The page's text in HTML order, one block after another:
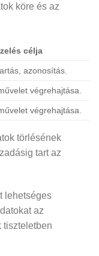
köre és az
célja
azonosítás.
végrehajtása.
végrehajtása.
törlésének
tart az
lehetséges
az
tiszteletben